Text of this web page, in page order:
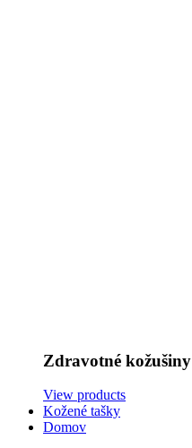
Zdravotné kožušiny
View products
Kožené tašky
Domov